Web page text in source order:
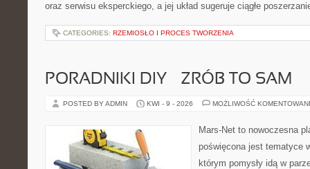
oraz serwisu eksperckiego, a jej układ sugeruje ciągłe
CATEGORIES: RZEMIOSŁO I PROCES TWORZENIA
PORADNIKI DIY – ZRÓB TO SAM
POSTED BY ADMIN KWI - 9 - 2026 MOŻLIWOŚĆ
Mars-Net to nowoczesna
poświęcona jest tematyce
którym pomysły idą w